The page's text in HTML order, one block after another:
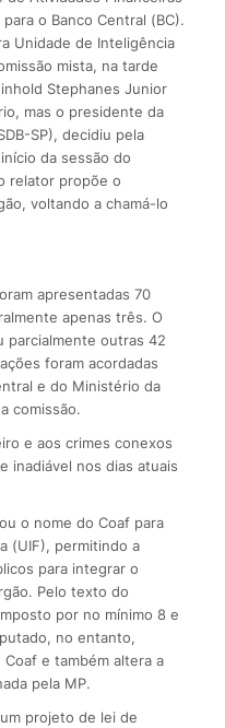
o Banco Central (BC).
Unidade de Inteligência
mista, na tarde
Stephanes Junior
mas o presidente da
SP), decidiu pela
da sessão do
relator propõe o
voltando a chamá-lo
apresentadas 70
apenas três. O
outras 42
foram acordadas
e do Ministério da
comissão.
e aos crimes conexos
inadiável nos dias atuais
o nome do Coaf para
(UIF), permitindo a
para integrar o
Pelo texto do
por no mínimo 8 e
no entanto,
e também altera a
pela MP.
projeto de lei de